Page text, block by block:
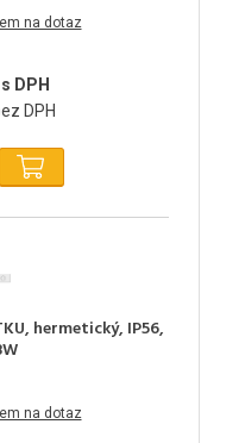
na dotaz
DPH
DPH
hermetický, IP56,
na dotaz